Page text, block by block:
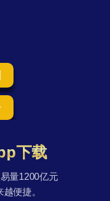
下载
量1200亿元
便捷。